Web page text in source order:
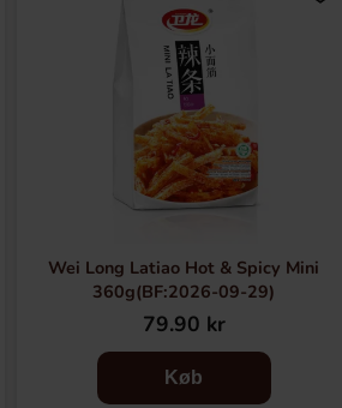
Wei Long Latiao Hot & Spicy Mini
360g(BF:2026-09-29)
79.90 kr
Køb